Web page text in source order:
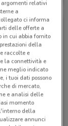
& Sapone
relativi
a
ci informa
delle offerte a
in cui abbia fornito
della
raccolte e
la connettività e
meglio indicato
i tuoi dati possono
di mercato,
e analisi delle
momento
della
annunci